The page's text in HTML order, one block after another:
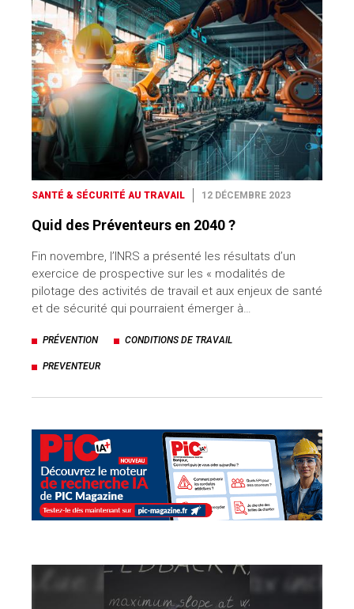
SANTÉ & SÉCURITÉ AU TRAVAIL 12 DÉCEMBRE 2023
Quid des Préventeurs en 2040 ?
Fin novembre, l’INRS a présenté les résultats d’un
exercice de prospective sur les « modalités de
pilotage des activités de travail et aux enjeux de santé
et de sécurité qui pourraient émerger à…
PRÉVENTION CONDITIONS DE TRAVAIL
PREVENTEUR